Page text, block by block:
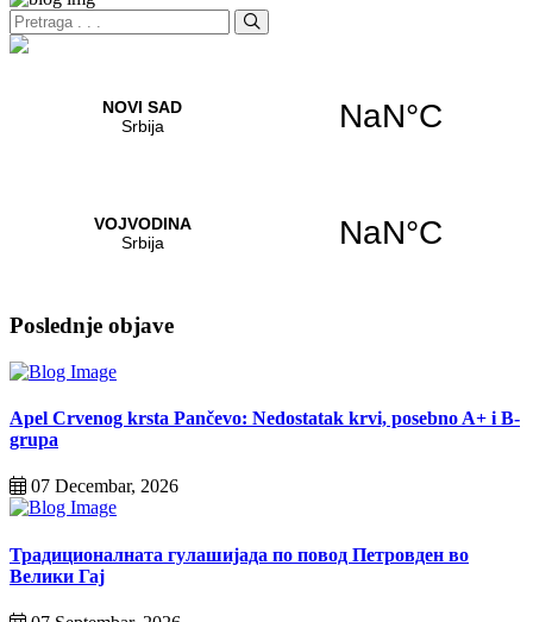
Poslednje objave
Apel Crvenog krsta Pančevo: Nedostatak krvi, posebno A+ i B-
grupa
07 Decembar, 2026
Традиционалната гулашијада по повод Петровден во
Велики Гај